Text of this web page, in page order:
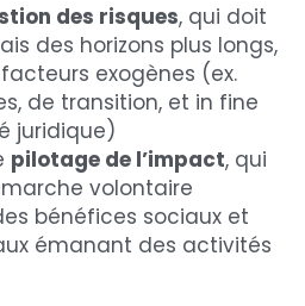
des risques, qui doit
des horizons plus longs,
exogènes (ex.
de transition, et in fine
juridique)
pilotage de l’impact, qui
volontaire
bénéfices sociaux et
émanant des activités